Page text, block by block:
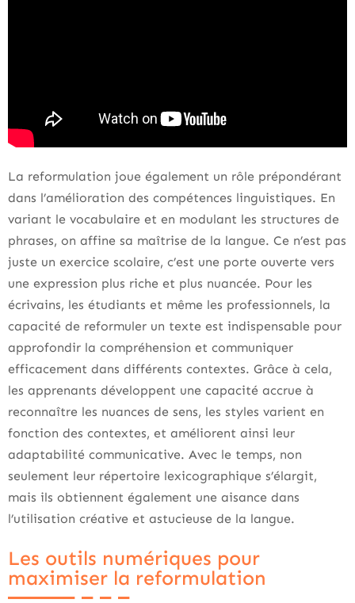
La reformulation joue également un rôle prépondérant
dans l’amélioration des compétences linguistiques. En
variant le vocabulaire et en modulant les structures de
phrases, on affine sa maîtrise de la langue. Ce n’est pas
juste un exercice scolaire, c’est une porte ouverte vers
une expression plus riche et plus nuancée. Pour les
écrivains, les étudiants et même les professionnels, la
capacité de reformuler un texte est indispensable pour
approfondir la compréhension et communiquer
efficacement dans différents contextes. Grâce à cela,
les apprenants développent une capacité accrue à
reconnaître les nuances de sens, les styles varient en
fonction des contextes, et améliorent ainsi leur
adaptabilité communicative. Avec le temps, non
seulement leur répertoire lexicographique s’élargit,
mais ils obtiennent également une aisance dans
l’utilisation créative et astucieuse de la langue.
Les outils numériques pour
maximiser la reformulation